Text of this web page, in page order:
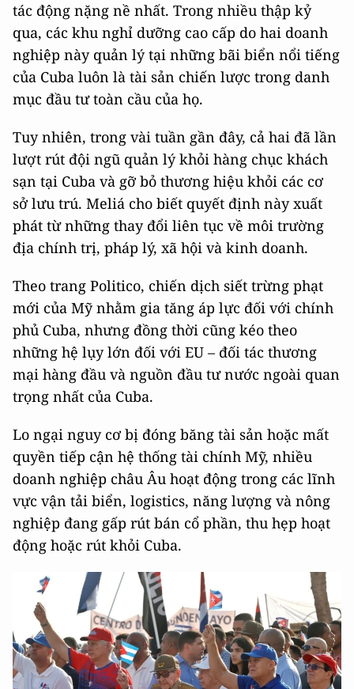
tác động nặng nề nhất. Trong nhiều thập kỷ
qua, các khu nghỉ dưỡng cao cấp do hai doanh
nghiệp này quản lý tại những bãi biển nổi tiếng
của Cuba luôn là tài sản chiến lược trong danh
mục đầu tư toàn cầu của họ.
Tuy nhiên, trong vài tuần gần đây, cả hai đã lần
lượt rút đội ngũ quản lý khỏi hàng chục khách
sạn tại Cuba và gỡ bỏ thương hiệu khỏi các cơ
sở lưu trú. Meliá cho biết quyết định này xuất
phát từ những thay đổi liên tục về môi trường
địa chính trị, pháp lý, xã hội và kinh doanh.
Theo trang Politico, chiến dịch siết trừng phạt
mới của Mỹ nhằm gia tăng áp lực đối với chính
phủ Cuba, nhưng đồng thời cũng kéo theo
những hệ lụy lớn đối với EU – đối tác thương
mại hàng đầu và nguồn đầu tư nước ngoài quan
trọng nhất của Cuba.
Lo ngại nguy cơ bị đóng băng tài sản hoặc mất
quyền tiếp cận hệ thống tài chính Mỹ, nhiều
doanh nghiệp châu Âu hoạt động trong các lĩnh
vực vận tải biển, logistics, năng lượng và nông
nghiệp đang gấp rút bán cổ phần, thu hẹp hoạt
động hoặc rút khỏi Cuba.